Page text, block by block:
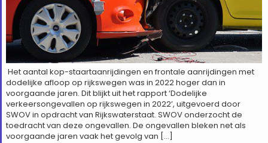
Het aantal kop-staartaanrijdingen en frontale aanrijdingen met
dodelijke afloop op rijkswegen was in 2022 hoger dan in
voorgaande jaren. Dit blijkt uit het rapport ‘Dodelijke
verkeersongevallen op rijkswegen in 2022’, uitgevoerd door
SWOV in opdracht van Rijkswaterstaat. SWOV onderzocht de
toedracht van deze ongevallen. De ongevallen bleken net als
voorgaande jaren vaak het gevolg van […]